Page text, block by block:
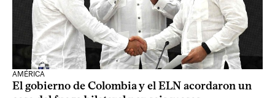
AMÉRICA
El gobierno de Colombia y el ELN acordaron un